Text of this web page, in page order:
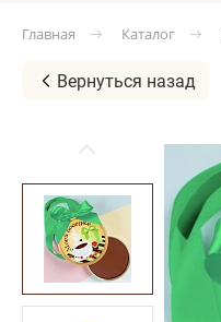
Главная Каталог
Вернуться назад